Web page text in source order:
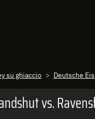
su ghiaccio Deutsche
vs.